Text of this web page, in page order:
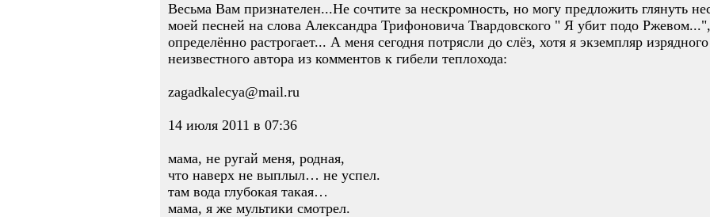
Весьма Вам признателен...Не сочтите за нескромность, но могу предложить глянуть
моей песней на слова Александра Трифоновича Твардовского " Я убит подо
определённо растрогает... А меня сегодня потрясли до слёз, хотя я экземпляр
неизвестного автора из комментов к гибели теплохода:
zagadkalecya@mail.ru
14 июля 2011 в 07:36
мама, не ругай меня, родная,
что наверх не выплыл… не успел.
там вода глубокая такая…
мама, я же мультики смотрел.